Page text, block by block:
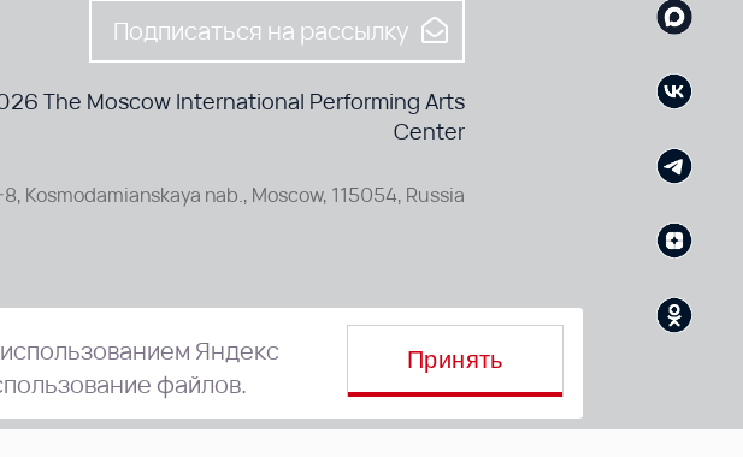
Подписаться на рассылку
The Moscow International Performing Arts
Center
Kosmodamianskaya nab., Moscow, 115054, Russia
Яндекс
файлов.
Принять